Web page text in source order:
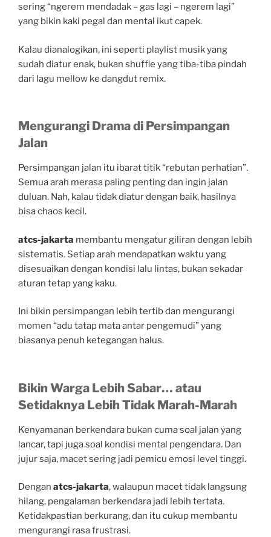
sering “ngerem mendadak – gas lagi – ngerem lagi”
yang bikin kaki pegal dan mental ikut capek.
Kalau dianalogikan, ini seperti playlist musik yang
sudah diatur enak, bukan shuffle yang tiba-tiba pindah
dari lagu mellow ke dangdut remix.
Mengurangi Drama di Persimpangan
Jalan
Persimpangan jalan itu ibarat titik “rebutan perhatian”.
Semua arah merasa paling penting dan ingin jalan
duluan. Nah, kalau tidak diatur dengan baik, hasilnya
bisa chaos kecil.
atcs-jakarta membantu mengatur giliran dengan lebih
sistematis. Setiap arah mendapatkan waktu yang
disesuaikan dengan kondisi lalu lintas, bukan sekadar
aturan tetap yang kaku.
Ini bikin persimpangan lebih tertib dan mengurangi
momen “adu tatap mata antar pengemudi” yang
biasanya penuh ketegangan halus.
Bikin Warga Lebih Sabar… atau
Setidaknya Lebih Tidak Marah-Marah
Kenyamanan berkendara bukan cuma soal jalan yang
lancar, tapi juga soal kondisi mental pengendara. Dan
jujur saja, macet sering jadi pemicu emosi level tinggi.
Dengan atcs-jakarta, walaupun macet tidak langsung
hilang, pengalaman berkendara jadi lebih tertata.
Ketidakpastian berkurang, dan itu cukup membantu
mengurangi rasa frustrasi.